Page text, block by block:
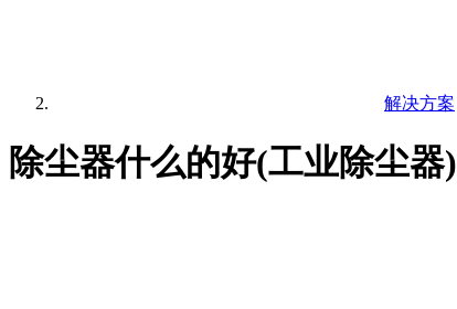
解决方案
除尘器什么的好(工业除尘器)